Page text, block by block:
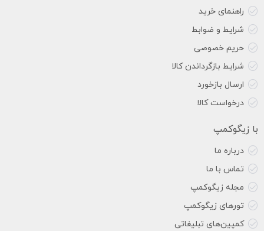
راهنمای خرید
شرایط و ضوابط
حریم خصوصی
شرایط بازگرداندن کالا
ارسال بازخورد
درخواست کالا
با زیگوکمپ
درباره ما
تماس با ما
مجله زیگوکمپ
تورهای زیگوکمپ
کمپین‌های تبلیغاتی